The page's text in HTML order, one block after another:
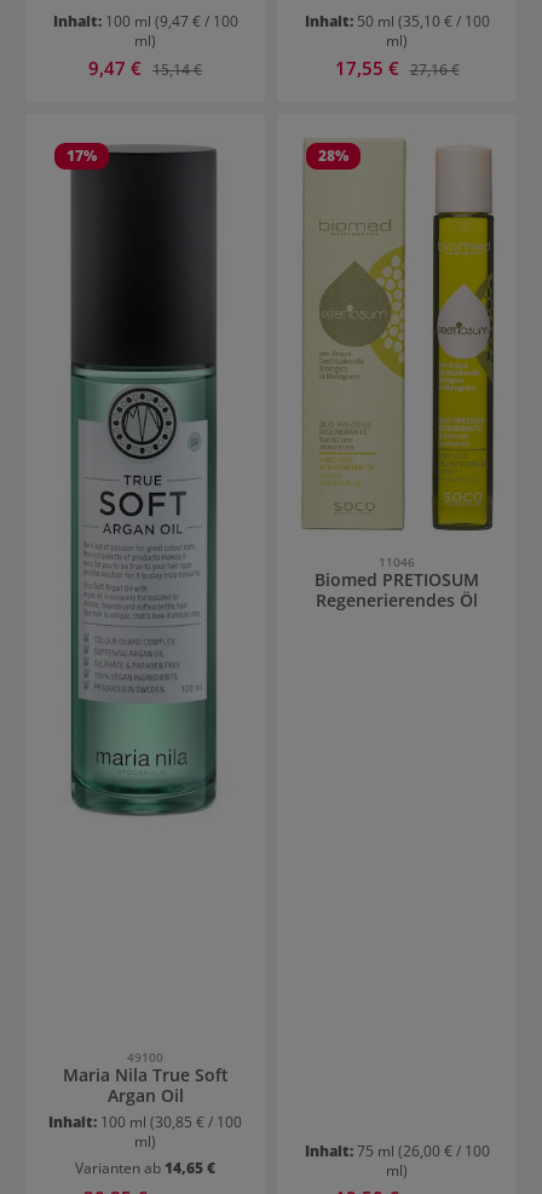
Inhalt: 100 ml (9,47 € / 100
ml)
Verkaufspreis:
9,47 € Regulärer Preis:
15,14 €
Inhalt: 50 ml (35,10 € / 100
ml)
Verkaufspreis:
17,55 € Regulärer Preis:
27,16 €
17%
49100
Maria Nila True Soft
Argan Oil
Inhalt: 100 ml (30,85 € / 100
ml)
Varianten ab 14,65 €
28%
11046
Biomed PRETIOSUM
Regenerierendes Öl
Inhalt:75 ml (26,00 € / 100
ml)